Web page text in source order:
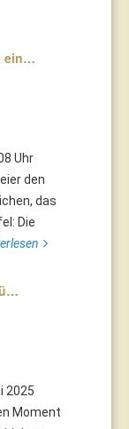
ein…
Uhr
den
das
Die
2025
Moment